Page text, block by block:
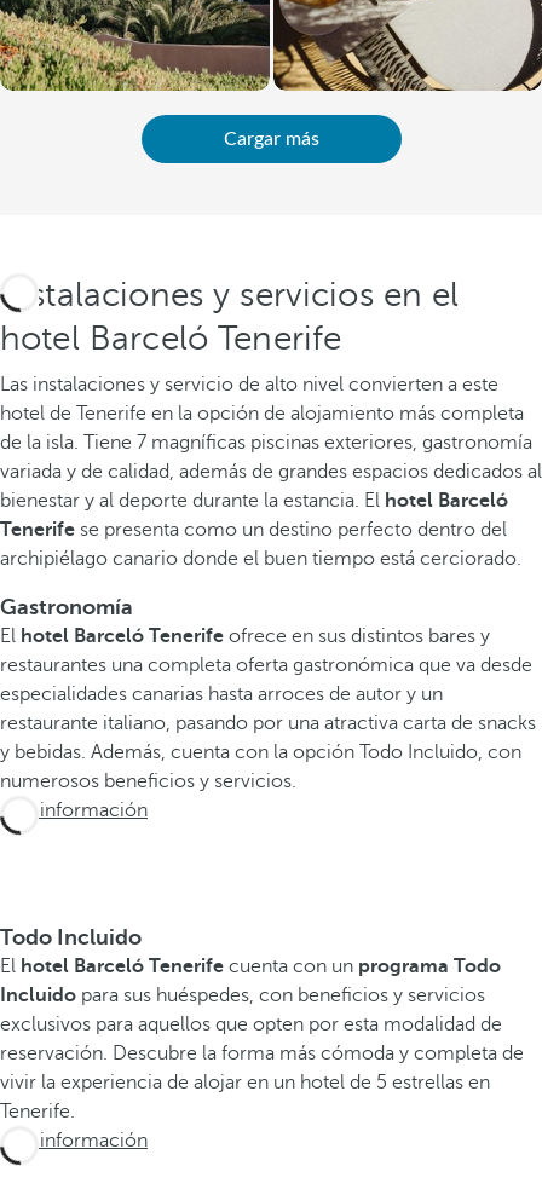
Cargar más
Instalaciones y servicios en el
hotel Barceló Tenerife
Las instalaciones y servicio de alto nivel convierten a este
hotel de Tenerife en la opción de alojamiento más completa
de la isla. Tiene 7 magníficas piscinas exteriores, gastronomía
variada y de calidad, además de grandes espacios dedicados al
bienestar y al deporte durante la estancia. El hotel Barceló
Tenerife se presenta como un destino perfecto dentro del
archipiélago canario donde el buen tiempo está cerciorado.
Gastronomía
El hotel Barceló Tenerife ofrece en sus distintos bares y
restaurantes una completa oferta gastronómica que va desde
especialidades canarias hasta arroces de autor y un
restaurante italiano, pasando por una atractiva carta de snacks
y bebidas. Además, cuenta con la opción Todo Incluido, con
numerosos beneficios y servicios.
Más información
Todo Incluido
El hotel Barceló Tenerife cuenta con un programa Todo
Incluido para sus huéspedes, con beneficios y servicios
exclusivos para aquellos que opten por esta modalidad de
reservación. Descubre la forma más cómoda y completa de
vivir la experiencia de alojar en un hotel de 5 estrellas en
Tenerife.
Más información